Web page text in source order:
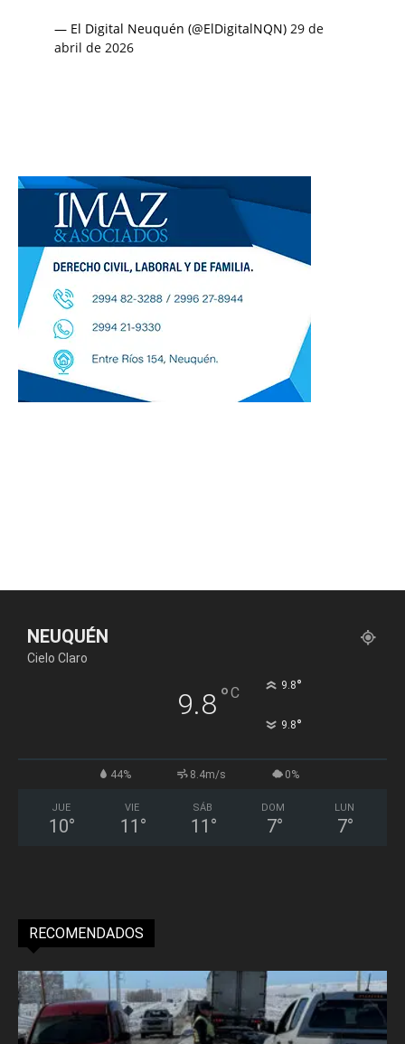
— El Digital Neuquén (@ElDigitalNQN) 29 de
abril de 2026
NEUQUÉN
Cielo Claro
9.8°C 9.8°
9.8°
44% 8.4m/s 0%
JUE
10°
VIE
11 °
SÁB
11 °
DOM
7°
LUN
7°
RECOMENDADOS